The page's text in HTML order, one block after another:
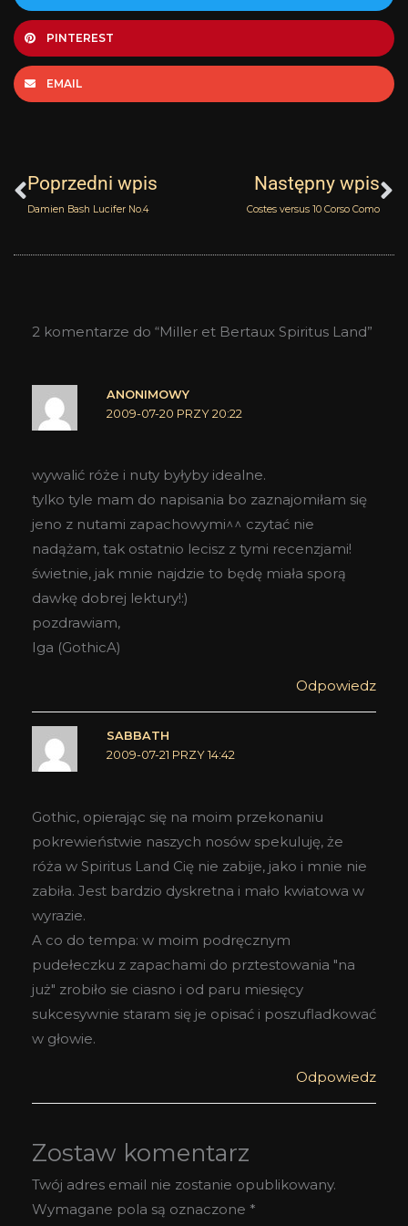
PINTEREST
EMAIL
Poprzedni wpis
Damien Bash Lucifer No.4
Następny wpis
Costes versus 10 Corso Como
2 komentarze do “Miller et Bertaux Spiritus Land”
ANONIMOWY
2009-07-20 PRZY 20:22
wywalić róże i nuty byłyby idealne.
tylko tyle mam do napisania bo zaznajomiłam się
jeno z nutami zapachowymi^^ czytać nie
nadążam, tak ostatnio lecisz z tymi recenzjami!
świetnie, jak mnie najdzie to będę miała sporą
dawkę dobrej lektury!:)
pozdrawiam,
Iga (GothicA)
Odpowiedz
SABBATH
2009-07-21 PRZY 14:42
Gothic, opierając się na moim przekonaniu
pokrewieństwie naszych nosów spekuluję, że
róża w Spiritus Land Cię nie zabije, jako i mnie nie
zabiła. Jest bardzio dyskretna i mało kwiatowa w
wyrazie.
A co do tempa: w moim podręcznym
pudełeczku z zapachami do prztestowania "na
już" zrobiło sie ciasno i od paru miesięcy
sukcesywnie staram się je opisać i poszufladkować
w głowie.
Odpowiedz
Zostaw komentarz
Twój adres email nie zostanie opublikowany.
Wymagane pola są oznaczone *